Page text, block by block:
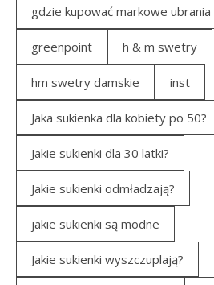
gdzie kupować markowe
greenpoint h & m swetry
hm swetry damskie inst
Jaka sukienka dla kobiety po 50?
Jakie sukienki dla 30 latki?
Jakie sukienki odmładzają?
jakie sukienki są modne
Jakie sukienki wyszczuplają?